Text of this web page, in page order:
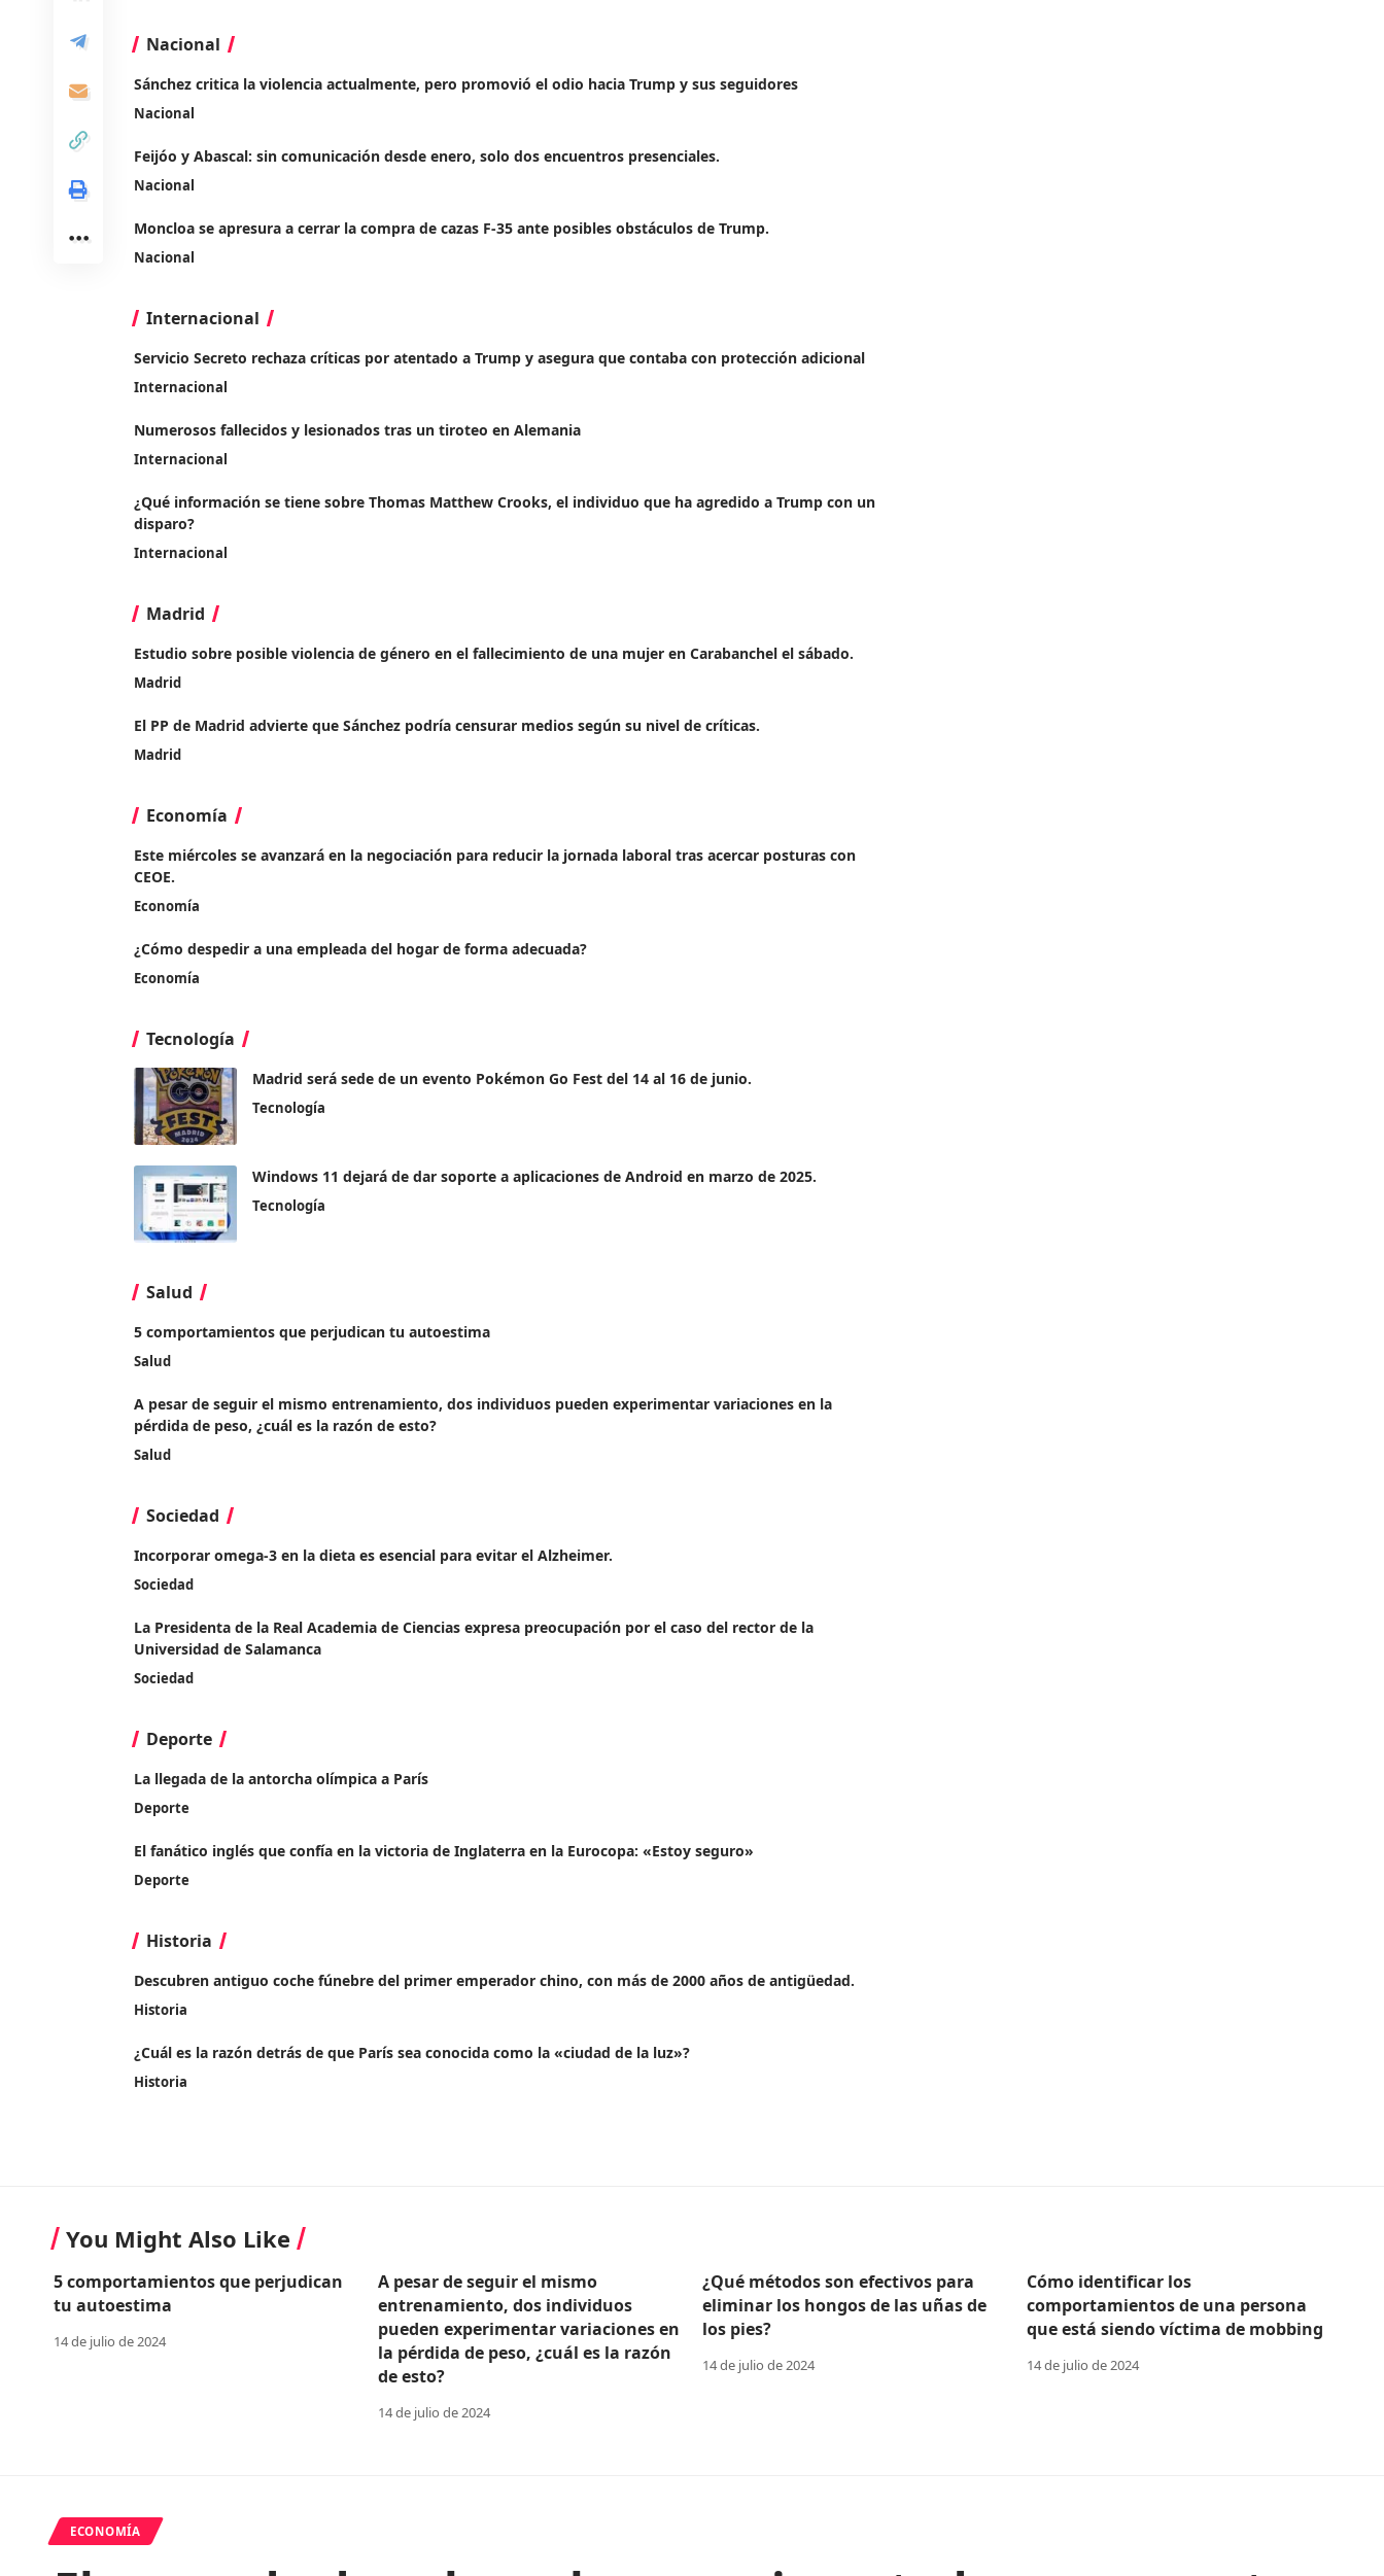
Nacional
Sánchez critica la violencia actualmente, pero promovió el odio hacia Trump y sus seguidores
Nacional
Feijóo y Abascal: sin comunicación desde enero, solo dos encuentros presenciales.
Nacional
Moncloa se apresura a cerrar la compra de cazas F-35 ante posibles obstáculos de Trump.
Nacional
Internacional
Servicio Secreto rechaza críticas por atentado a Trump y asegura que contaba con protección adicional
Internacional
Numerosos fallecidos y lesionados tras un tiroteo en Alemania
Internacional
¿Qué información se tiene sobre Thomas Matthew Crooks, el individuo que ha agredido a Trump con un
disparo?
Internacional
Madrid
Estudio sobre posible violencia de género en el fallecimiento de una mujer en Carabanchel el sábado.
Madrid
El PP de Madrid advierte que Sánchez podría censurar medios según su nivel de críticas.
Madrid
Economía
Este miércoles se avanzará en la negociación para reducir la jornada laboral tras acercar posturas con
CEOE.
Economía
¿Cómo despedir a una empleada del hogar de forma adecuada?
Economía
Tecnología
Madrid será sede de un evento Pokémon Go Fest del 14 al 16 de junio.
Tecnología
Windows 11 dejará de dar soporte a aplicaciones de Android en marzo de 2025.
Tecnología
Salud
5 comportamientos que perjudican tu autoestima
Salud
A pesar de seguir el mismo entrenamiento, dos individuos pueden experimentar variaciones en la
pérdida de peso, ¿cuál es la razón de esto?
Salud
Sociedad
Incorporar omega-3 en la dieta es esencial para evitar el Alzheimer.
Sociedad
La Presidenta de la Real Academia de Ciencias expresa preocupación por el caso del rector de la
Universidad de Salamanca
Sociedad
Deporte
La llegada de la antorcha olímpica a París
Deporte
El fanático inglés que confía en la victoria de Inglaterra en la Eurocopa: «Estoy seguro»
Deporte
Historia
Descubren antiguo coche fúnebre del primer emperador chino, con más de 2000 años de antigüedad.
Historia
¿Cuál es la razón detrás de que París sea conocida como la «ciudad de la luz»?
Historia
You Might Also Like
5 comportamientos que perjudican
tu autoestima
14 de julio de 2024
A pesar de seguir el mismo
entrenamiento, dos individuos
pueden experimentar variaciones en
la pérdida de peso, ¿cuál es la razón
de esto?
14 de julio de 2024
¿Qué métodos son efectivos para
eliminar los hongos de las uñas de
los pies?
14 de julio de 2024
Cómo identificar los
comportamientos de una persona
que está siendo víctima de mobbing
14 de julio de 2024
ECONOMÍA